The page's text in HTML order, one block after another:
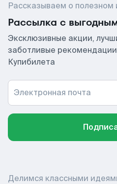
Рассказываем о полезном
Рассылка с
Эксклюзивные акции,
заботливые
Купибилета
Электронная почта
Делимся классными